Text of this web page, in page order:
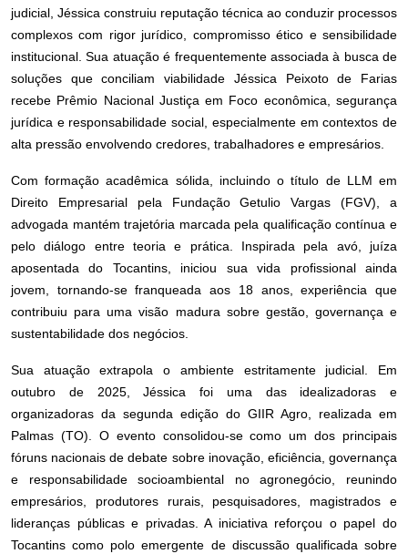
judicial, Jéssica construiu reputação técnica ao conduzir processos
complexos com rigor jurídico, compromisso ético e sensibilidade
institucional. Sua atuação é frequentemente associada à busca de
soluções que conciliam viabilidade Jéssica Peixoto de Farias
recebe Prêmio Nacional Justiça em Foco econômica, segurança
jurídica e responsabilidade social, especialmente em contextos de
alta pressão envolvendo credores, trabalhadores e empresários.
Com formação acadêmica sólida, incluindo o título de LLM em
Direito Empresarial pela Fundação Getulio Vargas (FGV), a
advogada mantém trajetória marcada pela qualificação contínua e
pelo diálogo entre teoria e prática. Inspirada pela avó, juíza
aposentada do Tocantins, iniciou sua vida profissional ainda
jovem, tornando-se franqueada aos 18 anos, experiência que
contribuiu para uma visão madura sobre gestão, governança e
sustentabilidade dos negócios.
Sua atuação extrapola o ambiente estritamente judicial. Em
outubro de 2025, Jéssica foi uma das idealizadoras e
organizadoras da segunda edição do GIIR Agro, realizada em
Palmas (TO). O evento consolidou-se como um dos principais
fóruns nacionais de debate sobre inovação, eficiência, governança
e responsabilidade socioambiental no agronegócio, reunindo
empresários, produtores rurais, pesquisadores, magistrados e
lideranças públicas e privadas. A iniciativa reforçou o papel do
Tocantins como polo emergente de discussão qualificada sobre